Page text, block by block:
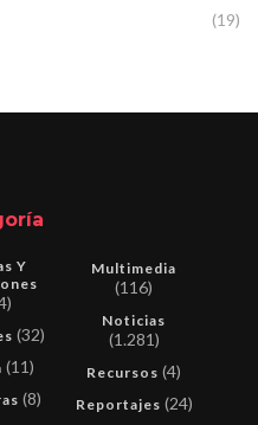
(19)
Y
(32)
(11)
(8)
Multimedia
(116)
Noticias
(1.281)
Recursos (4)
Reportajes (24)